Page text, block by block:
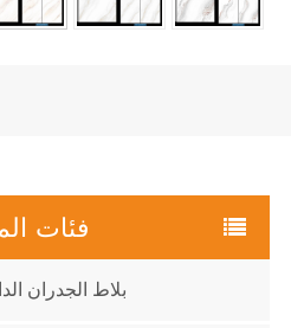
فئات
بلاط الجدران